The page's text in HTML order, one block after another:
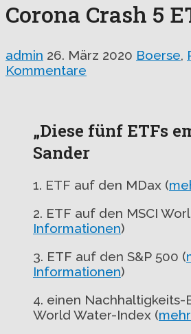
Corona Crash 5
admin 26. März 2020 Boerse,
Kommentare
„Diese fünf ETFs
Sander
1. ETF auf den MDax (
2. ETF auf den MSCI
Informationen)
3. ETF auf den S&P 500 (
Informationen)
4. einen Nachhaltigkeits-
World Water-Index (